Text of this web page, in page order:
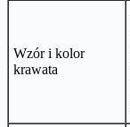
Wzór i kolor
krawata